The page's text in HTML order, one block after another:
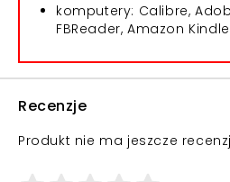
komputery: Calibre,
FBReader, Amazon
Recenzje
Produkt nie ma jeszcze